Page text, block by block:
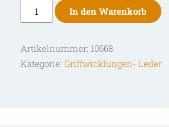
Rothirschleder
dunkelbraun
cm
für
In den Warenkorb
Artikelnummer: 10668
Kategorie: Griffwicklungen- Leder